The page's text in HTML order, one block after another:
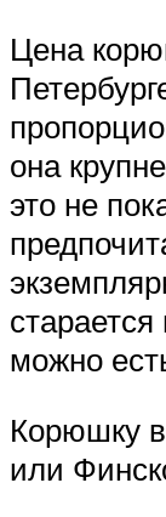
Цена
она
это не
можно
Корюшку
или